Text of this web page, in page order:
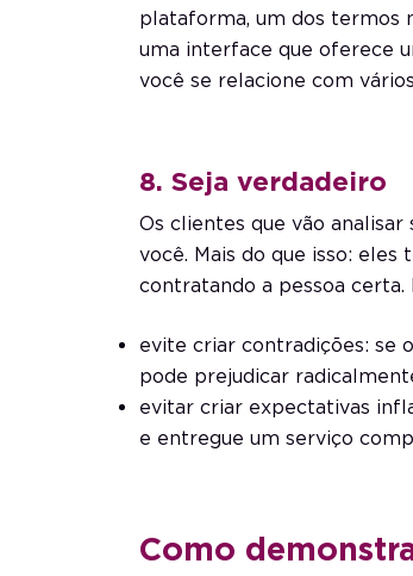
plataforma, um dos termos
uma interface que oferece
você se relacione com
8. Seja verdadeiro
Os clientes que vão
você. Mais do que isso:
contratando a pessoa
evite criar contradições: se
pode prejudicar
evitar criar expectativas
e entregue um serviço
Como